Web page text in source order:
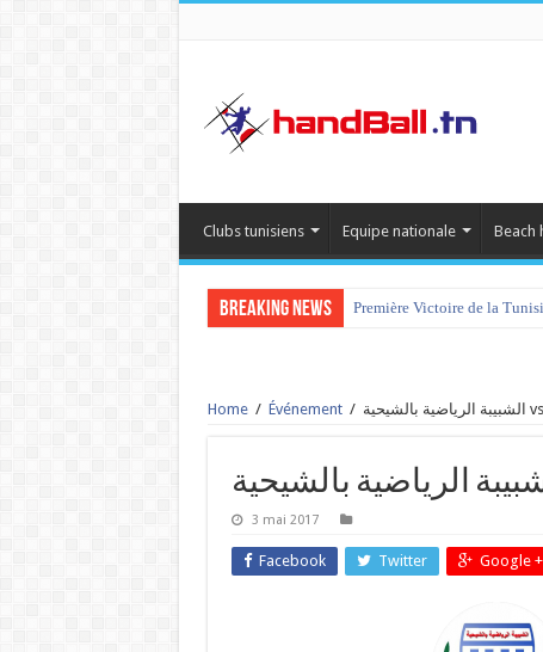
Clubs tunisiens Equipe nationale Beach
Breaking News Première Victoire de la
Home / Événement /
3 mai 2017
Facebook Twitter Google +